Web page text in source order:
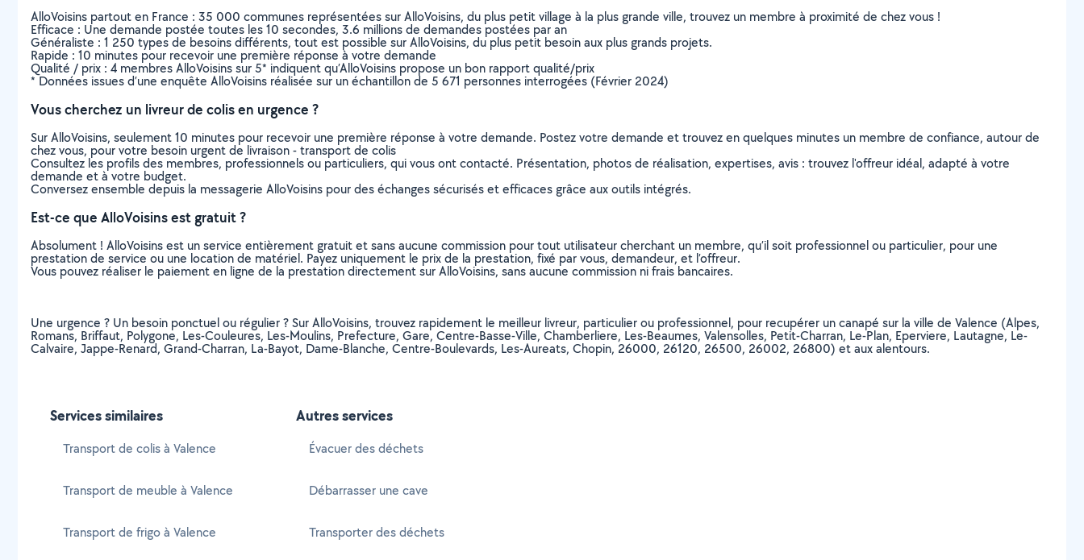
AlloVoisins partout en France : 35 000 communes représentées sur AlloVoisins, du plus petit village à la plus grande ville, trouvez un membre à proximité de chez vous !
Efficace : Une demande postée toutes les 10 secondes, 3.6 millions de demandes postées par an
Généraliste : 1 250 types de besoins différents, tout est possible sur AlloVoisins, du plus petit besoin aux plus grands projets.
Rapide : 10 minutes pour recevoir une première réponse à votre demande
Qualité / prix : 4 membres AlloVoisins sur 5* indiquent qu’AlloVoisins propose un bon rapport qualité/prix
* Données issues d’une enquête AlloVoisins réalisée sur un échantillon de 5 671 personnes interrogées (Février 2024)
Vous cherchez un livreur de colis en urgence ?
Sur AlloVoisins, seulement 10 minutes pour recevoir une première réponse à votre demande. Postez votre demande et trouvez en quelques minutes un membre de confiance, autour de
chez vous, pour votre besoin urgent de livraison - transport de colis
Consultez les profils des membres, professionnels ou particuliers, qui vous ont contacté. Présentation, photos de réalisation, expertises, avis : trouvez l'offreur idéal, adapté à votre
demande et à votre budget.
Conversez ensemble depuis la messagerie AlloVoisins pour des échanges sécurisés et efficaces grâce aux outils intégrés.
Est-ce que AlloVoisins est gratuit ?
Absolument ! AlloVoisins est un service entièrement gratuit et sans aucune commission pour tout utilisateur cherchant un membre, qu’il soit professionnel ou particulier, pour une
prestation de service ou une location de matériel. Payez uniquement le prix de la prestation, fixé par vous, demandeur, et l’offreur.
Vous pouvez réaliser le paiement en ligne de la prestation directement sur AlloVoisins, sans aucune commission ni frais bancaires.
Une urgence ? Un besoin ponctuel ou régulier ? Sur AlloVoisins, trouvez rapidement le meilleur livreur, particulier ou professionnel, pour recupérer un canapé sur la ville de Valence (Alpes,
Romans, Briffaut, Polygone, Les-Couleures, Les-Moulins, Prefecture, Gare, Centre-Basse-Ville, Chamberliere, Les-Beaumes, Valensolles, Petit-Charran, Le-Plan, Eperviere, Lautagne, Le-
Calvaire, Jappe-Renard, Grand-Charran, La-Bayot, Dame-Blanche, Centre-Boulevards, Les-Aureats, Chopin, 26000, 26120, 26500, 26002, 26800) et aux alentours.
Services similaires
Transport de colis à Valence
Transport de meuble à Valence
Transport de frigo à Valence
Autres services
Évacuer des déchets
Débarrasser une cave
Transporter des déchets